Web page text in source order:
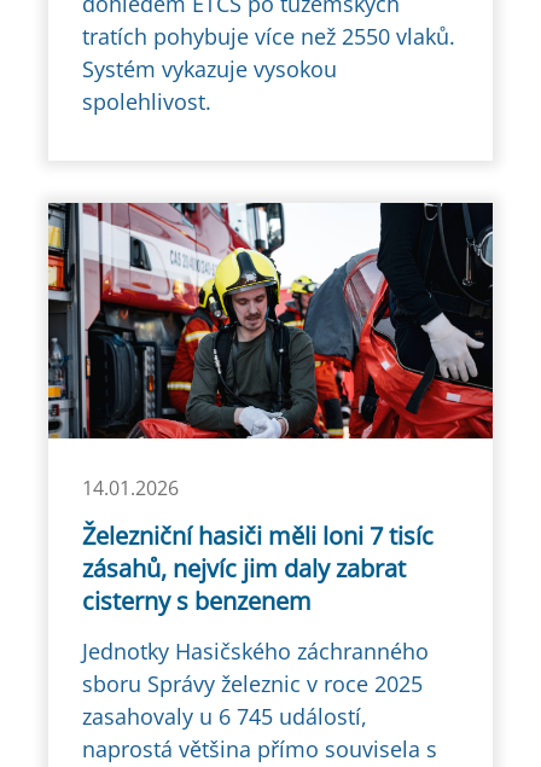
tratích pohybuje více než 2550 vlaků.
Systém vykazuje vysokou
spolehlivost.
14.01.2026
Železniční hasiči měli loni 7 tisíc
zásahů, nejvíc jim daly zabrat
cisterny s benzenem
Jednotky Hasičského záchranného
sboru Správy železnic v roce 2025
zasahovaly u 6 745 událostí,
naprostá většina přímo souvisela s